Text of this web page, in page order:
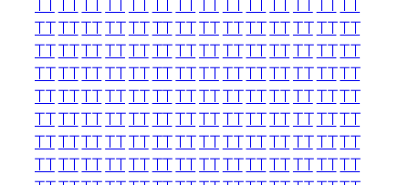
TTTTTTTTTTTTTTTTTTTTTTTTTTTT
TTTTTTTTTTTTTTTTTTTTTTTTTTTT
TTTTTTTTTTTTTTTTTTTTTTTTTTTT
TTTTTTTTTTTTTTTTTTTTTTTTTTTT
TTTTTTTTTTTTTTTTTTTTTTTTTTTT
TTTTTTTTTTTTTTTTTTTTTTTTTTTT
TTTTTTTTTTTTTTTTTTTTTTTTTTTT